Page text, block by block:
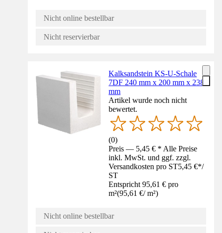
Nicht online bestellbar
Nicht reservierbar
Kalksandstein KS-U-Schale
7DF 240 mm x 200 mm x 238
mm
Artikel wurde noch nicht
bewertet.
(0)
Preis — 5,45 € * Alle Preise
inkl. MwSt. und ggf. zzgl.
Versandkosten pro ST5,45 €*/
ST
Entspricht 95,61 € pro
m²(95,61 €/ m²)
Nicht online bestellbar